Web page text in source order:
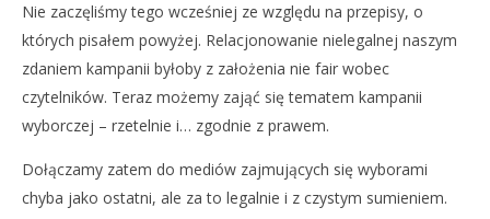
Nie zaczęliśmy tego wcześniej ze względu na przepisy, o
których pisałem powyżej. Relacjonowanie nielegalnej naszym
zdaniem kampanii byłoby z założenia nie fair wobec
czytelników. Teraz możemy zająć się tematem kampanii
wyborczej – rzetelnie i… zgodnie z prawem.
Dołączamy zatem do mediów zajmujących się wyborami
chyba jako ostatni, ale za to legalnie i z czystym sumieniem.